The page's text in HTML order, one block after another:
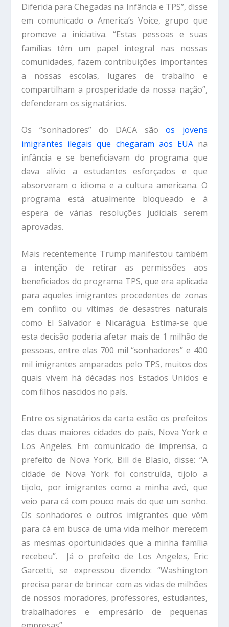
Diferida para Chegadas na Infância e TPS”, disse
em comunicado o America’s Voice, grupo que
promove a iniciativa. “Estas pessoas e suas
famílias têm um papel integral nas nossas
comunidades, fazem contribuições importantes
a nossas escolas, lugares de trabalho e
compartilham a prosperidade da nossa nação”,
defenderam os signatários.
Os “sonhadores” do DACA sãoos jovens
imigrantes ilegais que chegaram aos EUAna
infância e se beneficiavam do programa que
dava alívio a estudantes esforçados e que
absorveram o idioma e a cultura americana. O
programa está atualmente bloqueado e à
espera de várias resoluções judiciais serem
aprovadas.
Mais recentemente Trump manifestou também
a intenção de retirar as permissões aos
beneficiados do programa TPS, que era aplicada
para aqueles imigrantes procedentes de zonas
em conflito ou vítimas de desastres naturais
como El Salvador e Nicarágua. Estima-se que
esta decisão poderia afetar mais de 1 milhão de
pessoas, entre elas 700 mil “sonhadores” e 400
mil imigrantes amparados pelo TPS, muitos dos
quais vivem há décadas nos Estados Unidos e
com filhos nascidos no país.
Entre os signatários da carta estão os prefeitos
das duas maiores cidades do país, Nova York e
Los Angeles. Em comunicado de imprensa, o
prefeito de Nova York, Bill de Blasio, disse: “A
cidade de Nova York foi construída, tijolo a
tijolo, por imigrantes como a minha avó, que
veio para cá com pouco mais do que um sonho.
Os sonhadores e outros imigrantes que vêm
para cá em busca de uma vida melhor merecem
as mesmas oportunidades que a minha família
recebeu”. Já o prefeito de Los Angeles, Eric
Garcetti, se expressou dizendo: “Washington
precisa parar de brincar com as vidas de milhões
de nossos moradores, professores, estudantes,
trabalhadores e empresário de pequenas